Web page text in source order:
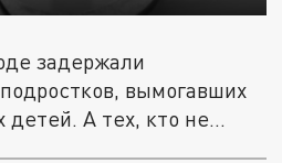
задержали
вымогавших
детей. А тех, кто не...